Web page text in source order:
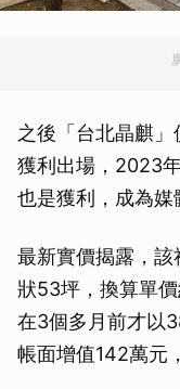
之後「台北晶麒
獲利出場，2023
也是獲利，成為媒
最新實價揭露，
狀53坪，換算單
在3個多月前才以
帳面增值142萬元